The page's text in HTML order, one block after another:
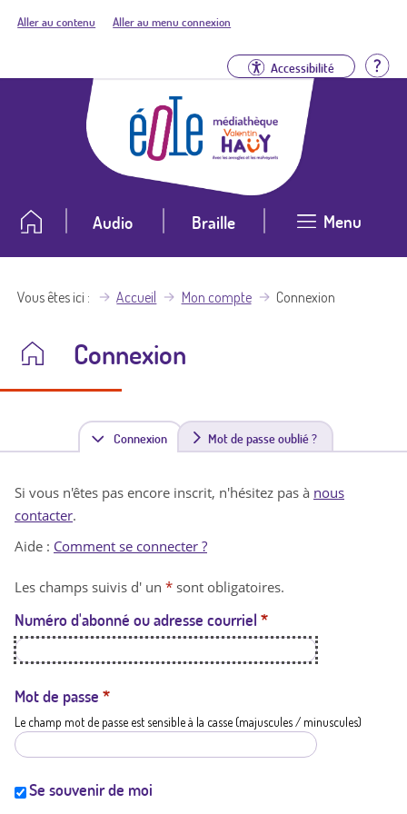
Aller au contenu Aller au menu connexion
Accessibilité
Audio Braille Menu
Vous êtes ici Accueil Mon compte Connexion
Connexion
Connexion(
n
t
a
t
i
Mot de passe oublié ?
Si vous n'êtes pas encore inscrit, n'hésitez pas à nous
contacter.
Aide : Comment se connecter ?
Les champs suivis d' un * sont obligatoires.
Numéro d'abonné ou adresse courriel *
Mot de passe *
Le champ mot de passe est sensible à la casse (majuscules / minuscules)
Se souvenir de moi